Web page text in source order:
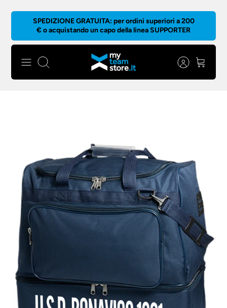
Salta
contenuto
SPEDIZIONE GRATUITA: per ordini superiori a 200
€ o acquistando un capo della linea SUPPORTER
Cerca